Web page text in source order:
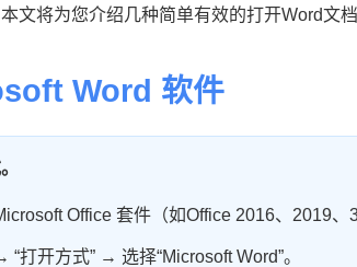
文将为您介绍几种简单有效的打开Word文档
Word 软件
Office 套件（如Office 2016、2019
打开方式” → 选择“Microsoft Word”。